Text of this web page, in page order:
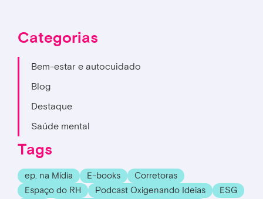
Categorias
Bem-estar e autocuidado
Blog
Destaque
Saúde mental
Tags
ep. na Mídia E-books
Corretoras
Espaço do RH
Podcast Oxigenando Ideias
ESG